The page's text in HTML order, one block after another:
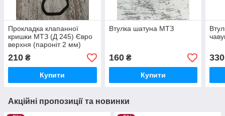
Прокладка клапанної
кришки МТЗ (Д 245) Євро
верхня (пароніт 2 мм)
210 ₴
Купити
Втулка шатуна МТЗ
160₴
Купити
330
Акційні пропозиції та новинки